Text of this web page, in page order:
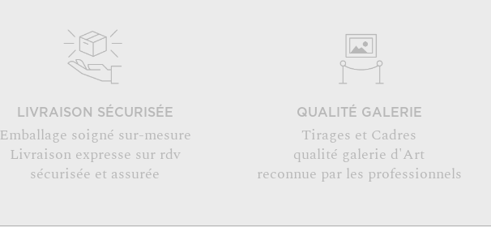
LIVRAISON SÉCURISÉE
Emballage soigné sur-mesure
Livraison expresse sur rdv
sécurisée et assurée
QUALITÉ GALERIE
Tirages et Cadres
qualité galerie d'Art
reconnue par les professionnels